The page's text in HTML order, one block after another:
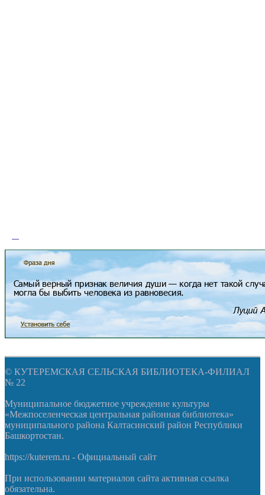
© КУТЕРЕМСКАЯ СЕЛЬСКАЯ БИБЛИОТЕКА-ФИЛИАЛ
№ 22
Муниципальное бюджетное учреждение культуры
«Межпоселенческая центральная районная библиотека»
муниципального района Калтасинский район Республики
Башкортостан.
https://kuterem.ru - Официальный сайт
При использовании материалов сайта активная ссылка
обязательна.